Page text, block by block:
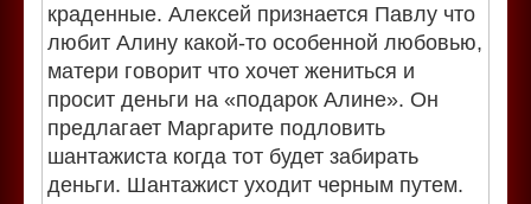
краденные. Алексей признается Павлу что
любит Алину какой-то особенной любовью,
матери говорит что хочет жениться и
просит деньги на «подарок Алине». Он
предлагает Маргарите подловить
шантажиста когда тот будет забирать
деньги. Шантажист уходит черным путем.